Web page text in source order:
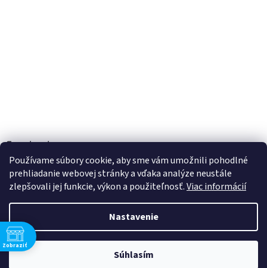
Používame súbory cookie, aby sme vám umožnili pohodlné
prehliadanie webovej stránky a vďaka analýze neustále
zlepšovali jej funkcie, výkon a použiteľnosť.Viac informácií
Nastavenie
Súhlasím
Facebook
Vytvoril Shoptet
Copyright 2026TOBEL s.r.o.. Všetky práva vyhradené.Upraviť
nastavenie cookies
Zobraziť